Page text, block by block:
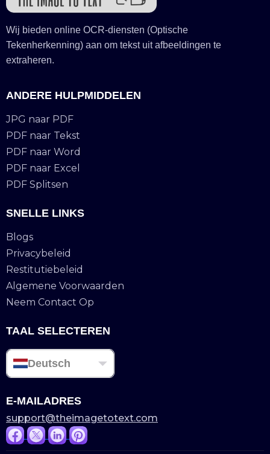
Wij bieden online OCR-diensten (Optische
Tekenherkenning) aan om tekst uit afbeeldingen te
extraheren.
ANDERE HULPMIDDELEN
JPG naar PDF
PDF naar Tekst
PDF naar Word
PDF naar Excel
PDF Splitsen
SNELLE LINKS
Blogs
Privacybeleid
Restitutiebeleid
Algemene Voorwaarden
Neem Contact Op
TAAL SELECTEREN
Deutsch
E-MAILADRES
support@theimagetotext.com